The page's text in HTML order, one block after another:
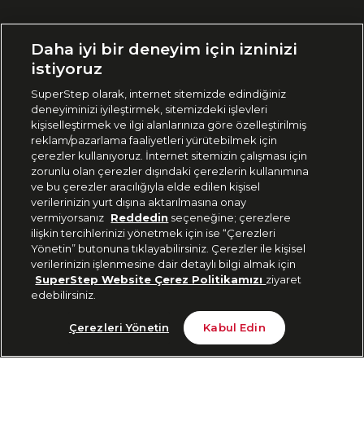
Tükendi
🇹🇷 Türkiye
444 37 36
Uygulamadan Takip Edin
Bizi Takip Edin
Daha iyi bir deneyim için izninizi
istiyoruz
SuperStep olarak, internet sitemizde edindiğiniz
deneyiminizi iyileştirmek, sitemizdeki işlevleri
kişiselleştirmek ve ilgi alanlarınıza göre özelleştirilmiş
reklam/pazarlama faaliyetleri yürütebilmek için
çerezler kullanıyoruz. İnternet sitemizin çalışması için
zorunlu olan çerezler dışındaki çerezlerin kullanımına
ve bu çerezler aracılığıyla elde edilen kişisel
verilerinizin yurt dışına aktarılmasına onay
vermiyorsanız Reddedin seçeneğine; çerezlere
ilişkin tercihlerinizi yönetmek için ise “Çerezleri
Yönetin” butonuna tıklayabilirsiniz. Çerezler ile kişisel
verilerinizin işlenmesine dair detaylı bilgi almak için
SuperStep Website Çerez Politikamızı ziyaret
edebilirsiniz.
Çerezleri Yönetin Kabul Edin